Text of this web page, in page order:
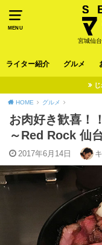
MENU
宮城仙
ライター紹介 グルメ
HOME グルメ
お肉好き歓喜！
～Red Rock 仙
2017年6月14日